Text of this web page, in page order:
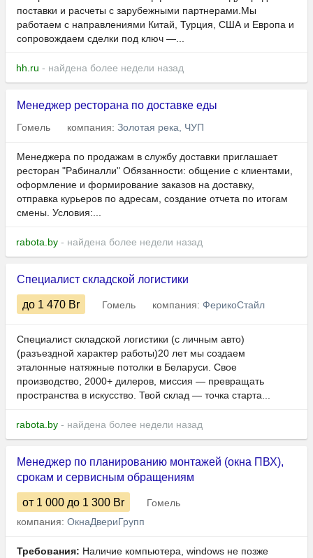
поставки и расчеты с зарубежными партнерами.Мы
работаем с направлениями Китай, Турция, США и Европа и
сопровождаем сделки под ключ —...
hh.ru - найдена более недели назад
Менеджер ресторана по доставке еды
Гомель компания: Золотая река, ЧУП
Менеджера по продажам в службу доставки приглашает
ресторан "Рабиналли" Обязанности: общение с клиентами,
оформление и формирование заказов на доставку,
отправка курьеров по адресам, создание отчета по итогам
смены. Условия:...
rabota.by - найдена более недели назад
Специалист складской логистики
до 1 470 Br Гомель компания: ФерикоСтайл
Специалист складской логистики (с личным авто)
(разъездной характер работы)20 лет мы создаем
эталонные натяжные потолки в Беларуси. Свое
производство, 2000+ дилеров, миссия — превращать
пространства в искусство. Твой склад — точка старта...
rabota.by - найдена более недели назад
Менеджер по планированию монтажей (окна ПВХ),
срокам и сервисным обращениям
от 1 000 до 1 300 Br
Гомель
компания: ОкнаДвериГрупп
Требования: Наличие компьютера, windows не позже